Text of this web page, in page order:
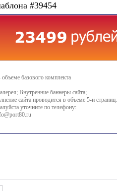
#39454
базового комплекта
Внутренние баннеры сайта;
сайта проводится в объеме 5-и страниц.
уточните по телефону: